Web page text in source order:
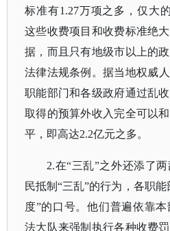
标准有1.27万项之多，仅大
这些收费项目和收费标准绝
据，而且只有地级市以上的
法律法规条例。据当地权威
职能部门和各级政府通过乱
取得的预算外收入完全可以
平，即高达2.2亿元之多。
2.在“三乱”之外还添了
民抵制“三乱”的行为，各职
度”的口号。他们普遍依靠
法大队来强制执行各种收费